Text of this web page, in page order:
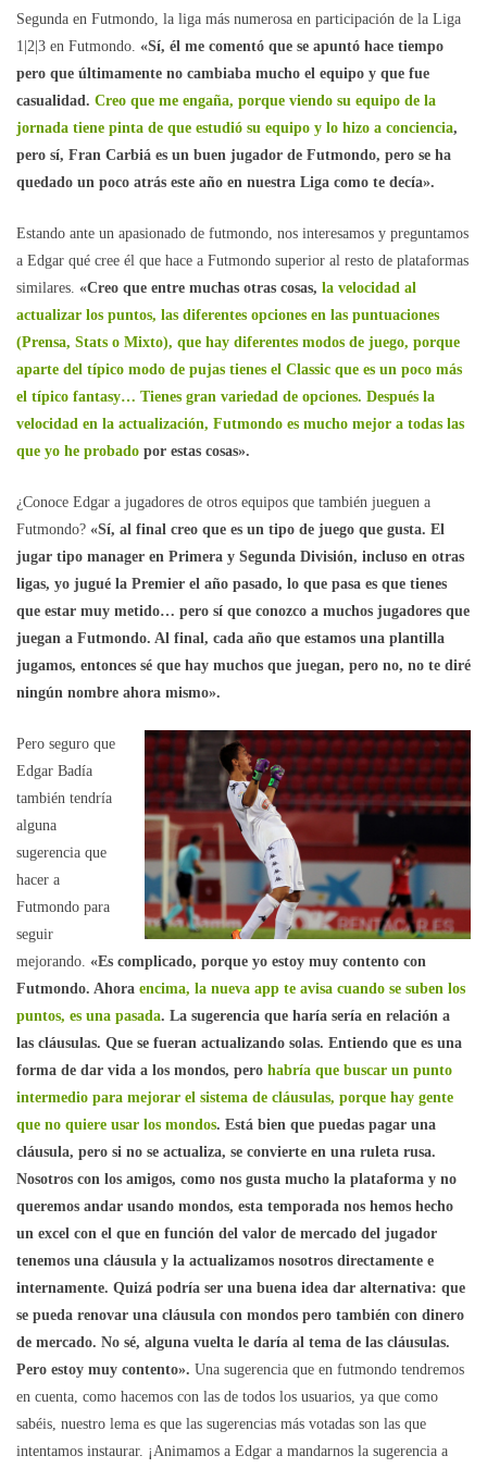
Segunda en Futmondo, la liga más numerosa en participación de la Liga
1|2|3 en Futmondo. «Sí, él me comentó que se apuntó hace tiempo
pero que últimamente no cambiaba mucho el equipo y que fue
casualidad. Creo que me engaña, porque viendo su equipo de la
jornada tiene pinta de que estudió su equipo y lo hizo a conciencia,
pero sí, Fran Carbiá es un buen jugador de Futmondo, pero se ha
quedado un poco atrás este año en nuestra Liga como te decía».
Estando ante un apasionado de futmondo, nos interesamos y preguntamos
a Edgar qué cree él que hace a Futmondo superior al resto de plataformas
similares. «Creo que entre muchas otras cosas, la velocidad al
actualizar los puntos, las diferentes opciones en las puntuaciones
(Prensa, Stats o Mixto), que hay diferentes modos de juego, porque
aparte del típico modo de pujas tienes el Classic que es un poco más
el típico fantasy… Tienes gran variedad de opciones. Después la
velocidad en la actualización, Futmondo es mucho mejor a todas las
que yo he probado por estas cosas».
¿Conoce Edgar a jugadores de otros equipos que también jueguen a
Futmondo? «Sí, al final creo que es un tipo de juego que gusta. El
jugar tipo manager en Primera y Segunda División, incluso en otras
ligas, yo jugué la Premier el año pasado, lo que pasa es que tienes
que estar muy metido… pero sí que conozco a muchos jugadores que
juegan a Futmondo. Al final, cada año que estamos una plantilla
jugamos, entonces sé que hay muchos que juegan, pero no, no te diré
ningún nombre ahora mismo».
Pero seguro que
Edgar Badía
también tendría
alguna
sugerencia que
hacer a
Futmondo para
seguir
mejorando. «Es complicado, porque yo estoy muy contento con
Futmondo. Ahora encima, la nueva app te avisa cuando se suben los
puntos, es una pasada. La sugerencia que haría sería en relación a
las cláusulas. Que se fueran actualizando solas. Entiendo que es una
forma de dar vida a los mondos, pero habría que buscar un punto
intermedio para mejorar el sistema de cláusulas, porque hay gente
que no quiere usar los mondos. Está bien que puedas pagar una
cláusula, pero si no se actualiza, se convierte en una ruleta rusa.
Nosotros con los amigos, como nos gusta mucho la plataforma y no
queremos andar usando mondos, esta temporada nos hemos hecho
un excel con el que en función del valor de mercado del jugador
tenemos una cláusula y la actualizamos nosotros directamente e
internamente. Quizá podría ser una buena idea dar alternativa: que
se pueda renovar una cláusula con mondos pero también con dinero
de mercado. No sé, alguna vuelta le daría al tema de las cláusulas.
Pero estoy muy contento». Una sugerencia que en futmondo tendremos
en cuenta, como hacemos con las de todos los usuarios, ya que como
sabéis, nuestro lema es que las sugerencias más votadas son las que
intentamos instaurar. ¡Animamos a Edgar a mandarnos la sugerencia a